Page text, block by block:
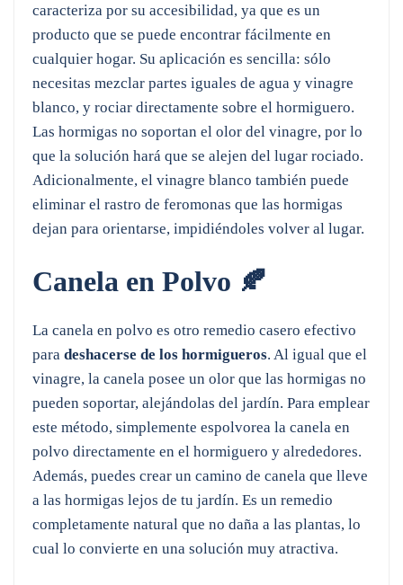
caracteriza por su accesibilidad, ya que es un
producto que se puede encontrar fácilmente en
cualquier hogar. Su aplicación es sencilla: sólo
necesitas mezclar partes iguales de agua y vinagre
blanco, y rociar directamente sobre el hormiguero.
Las hormigas no soportan el olor del vinagre, por lo
que la solución hará que se alejen del lugar rociado.
Adicionalmente, el vinagre blanco también puede
eliminar el rastro de feromonas que las hormigas
dejan para orientarse, impidiéndoles volver al lugar.
Canela en Polvo 🍂
La canela en polvo es otro remedio casero efectivo
para deshacerse de los hormigueros. Al igual que el
vinagre, la canela posee un olor que las hormigas no
pueden soportar, alejándolas del jardín. Para emplear
este método, simplemente espolvorea la canela en
polvo directamente en el hormiguero y alrededores.
Además, puedes crear un camino de canela que lleve
a las hormigas lejos de tu jardín. Es un remedio
completamente natural que no daña a las plantas, lo
cual lo convierte en una solución muy atractiva.